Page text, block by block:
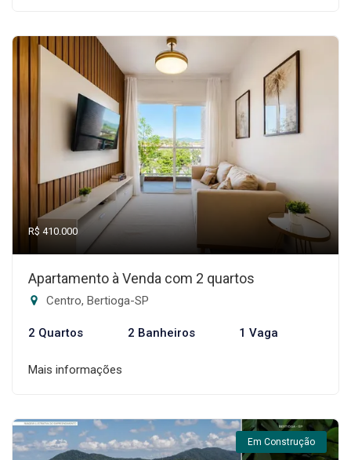
R$ 410.000
Apartamento à Venda com 2 quartos
Centro, Bertioga-SP
2 Quartos 2 Banheiros 1 Vaga
Mais informações
Em Construção